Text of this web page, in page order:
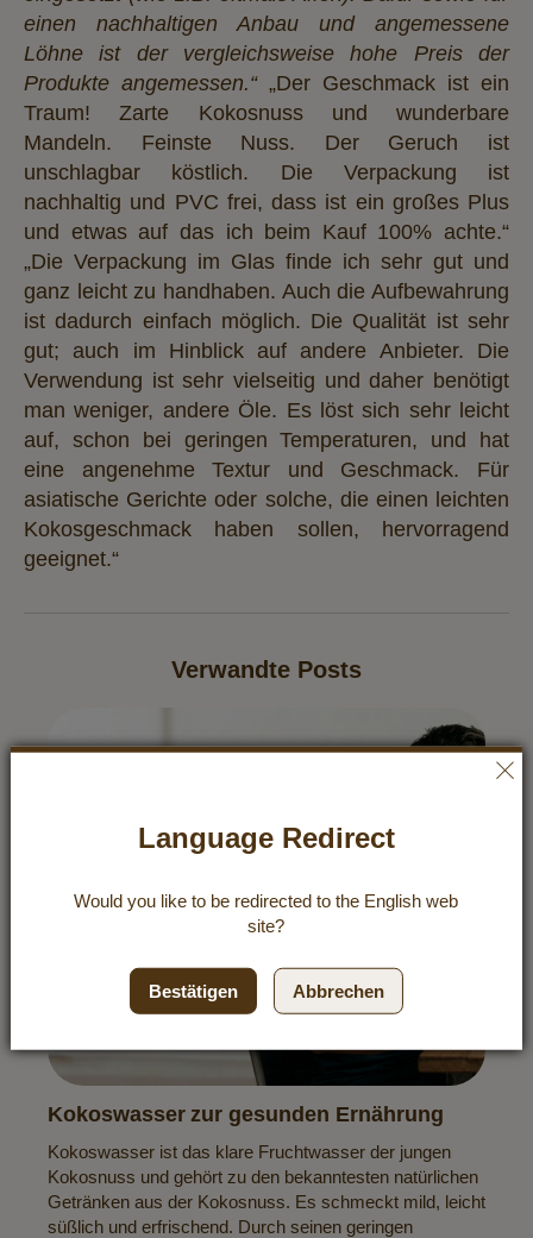
einen nachhaltigen Anbau und angemessene
Löhne ist der vergleichsweise hohe Preis der
Produkte angemessen.“„Der Geschmack ist ein
Traum! Zarte Kokosnuss und wunderbare
Mandeln. Feinste Nuss. Der Geruch ist
unschlagbar köstlich. Die Verpackung ist
nachhaltig und PVC frei, dass ist ein großes Plus
und etwas auf das ich beim Kauf 100% achte.“
„Die Verpackung im Glas finde ich sehr gut und
ganz leicht zu handhaben. Auch die Aufbewahrung
ist dadurch einfach möglich. Die Qualität ist sehr
gut; auch im Hinblick auf andere Anbieter. Die
Verwendung ist sehr vielseitig und daher benötigt
man weniger, andere Öle. Es löst sich sehr leicht
auf, schon bei geringen Temperaturen, und hat
eine angenehme Textur und Geschmack. Für
asiatische Gerichte oder solche, die einen leichten
Kokosgeschmack haben sollen, hervorragend
geeignet.“
Verwandte Posts
Kokoswasser zur gesunden Ernährung
Kokoswasser ist das klare Fruchtwasser der jungen
Kokosnuss und gehört zu den bekanntesten natürlichen
Getränken aus der Kokosnuss. Es schmeckt mild, leicht
süßlich und erfrischend. Durch seinen geringen
Language Redirect
Would you like to be redirected to the English web
site?
Bestätigen Abbrechen